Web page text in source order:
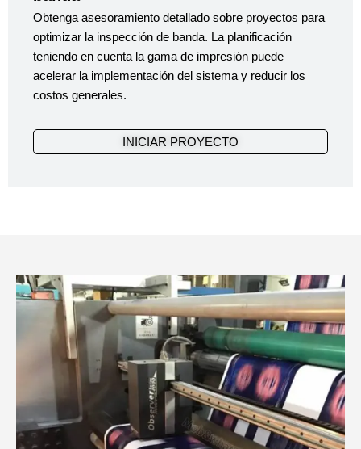
Obtenga asesoramiento detallado sobre proyectos para
optimizar la inspección de banda. La planificación
teniendo en cuenta la gama de impresión puede
acelerar la implementación del sistema y reducir los
costos generales.
INICIAR PROYECTO